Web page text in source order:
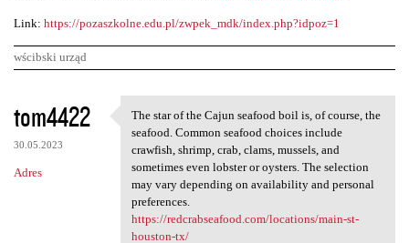
Link: https://pozaszkolne.edu.pl/zwpek_mdk/index.php?idpoz=1
wścibski urząd
K
o
m
e
tom4422
30.05.2023
Adres
The star of the Cajun seafood
The star of the Cajun seafood boil is, of course, the
seafood. Common seafood choices include
crawfish, shrimp, crab, clams, mussels, and
sometimes even lobster or oysters. The selection
may vary depending on availability and personal
preferences.
https://redcrabseafood.com/locations/main-st-
houston-tx/